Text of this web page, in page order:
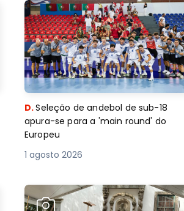
D.Seleção de andebol de sub-18
apura-se para a 'main round' do
Europeu
1 agosto 2026